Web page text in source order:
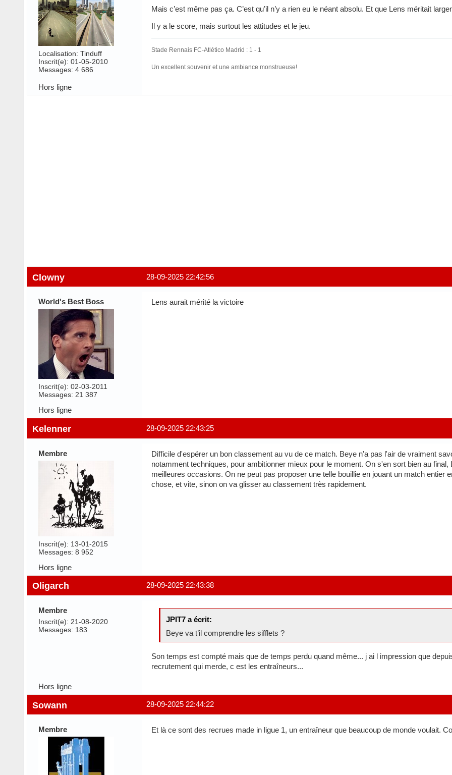
Localisation: Tinduff
Inscrit(e): 01-05-2010
Messages: 4 686
Mais c’est même pas ça. C’est qu’il n’y a rien eu le néant absolu. Et que Lens méritait
Il y a le score, mais surtout les attitudes et le jeu.
Stade Rennais FC-Atlético Madrid : 1 - 1
Un excellent souvenir et une ambiance monstrueuse!
Hors ligne
28-09-2025 22:42:56
Clowny
World's Best Boss
Inscrit(e): 02-03-2011
Messages: 21 387
Lens aurait mérité la victoire
Hors ligne
28-09-2025 22:43:25
Kelenner
Membre
Inscrit(e): 13-01-2015
Messages: 8 952
Difficile d'espérer un bon classement au vu de ce match. Beye n'a pas l'air de vraiment
notamment techniques, pour ambitionner mieux pour le moment. On s'en sort bien au
meilleures occasions. On ne peut pas proposer une telle bouillie en jouant un match entier
chose, et vite, sinon on va glisser au classement très rapidement.
Hors ligne
28-09-2025 22:43:38
Oligarch
Membre
Inscrit(e): 21-08-2020
Messages: 183
JPIT7 a écrit:
Beye va t’il comprendre les sifflets ?
Son temps est compté mais que de temps perdu quand même... j ai l impression que
recrutement qui merde, c est les entraîneurs...
Hors ligne
28-09-2025 22:44:22
Sowann
Membre Et là ce sont des recrues made in ligue 1, un entraîneur que beaucoup de monde voulait.